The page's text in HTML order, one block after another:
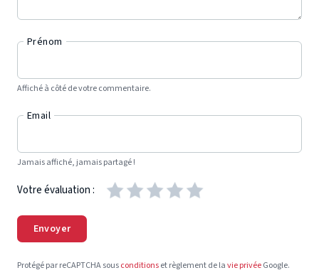
Prénom
Affiché à côté de votre commentaire.
Email
Jamais affiché, jamais partagé !
Votre évaluation :
Envoyer
Protégé par reCAPTCHA sousconditionset règlement de lavie privéeGoogle.